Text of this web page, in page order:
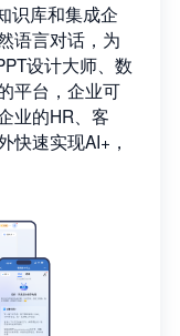
识库和集成企
语言对话，为
设计大师、数
平台，企业可
业的HR、客
快速实现AI+，